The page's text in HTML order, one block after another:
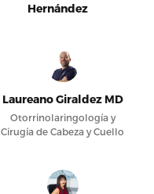
Hernández
Laureano Giraldez MD
Otorrinolaringología y
Cirugía de Cabeza y Cuello